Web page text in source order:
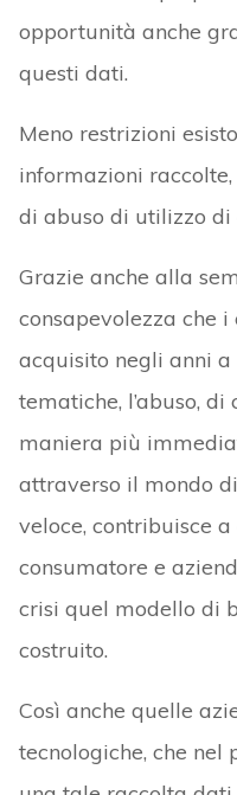
opportunità anche
questi dati.
Meno restrizioni
informazioni
di abuso di utilizzo di
Grazie anche alla
consapevolezza che
acquisito negli anni
tematiche, l’abuso,
maniera più
attraverso il mondo
veloce, contribuisce
consumatore e
crisi quel modello di
costruito.
Così anche quelle
tecnologiche, che nel